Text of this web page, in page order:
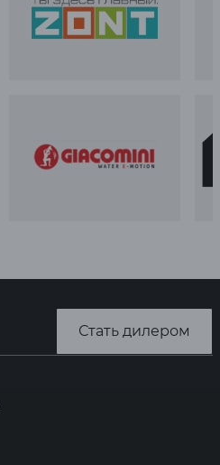
Стать дилером